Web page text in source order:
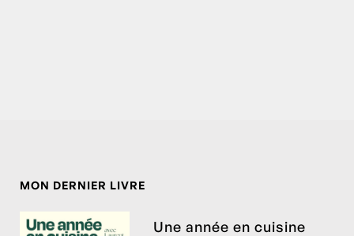
MON DERNIER LIVRE
Une année en cuisine